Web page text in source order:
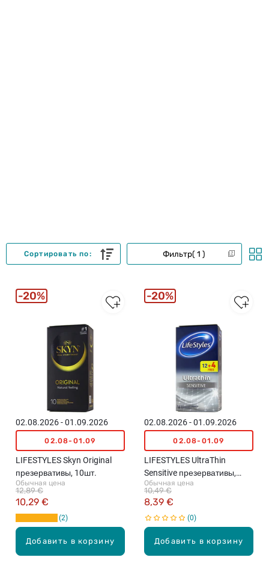
Фильтр 1
Сортировать по:
Добавить в корзину
02.08.2026 - 01.09.2026
02.08-01.09
LIFESTYLES Skyn Original
презервативы, 10шт.
Обычная цена
10,29 €
12,89 €
2
20%
Добавить в корзину
02.08.2026 - 01.09.2026
02.08-01.09
LIFESTYLES UltraThin
Sensitive презервативы,
12+4шт.
Обычная цена
8,39 €
10,49 €
0
20%